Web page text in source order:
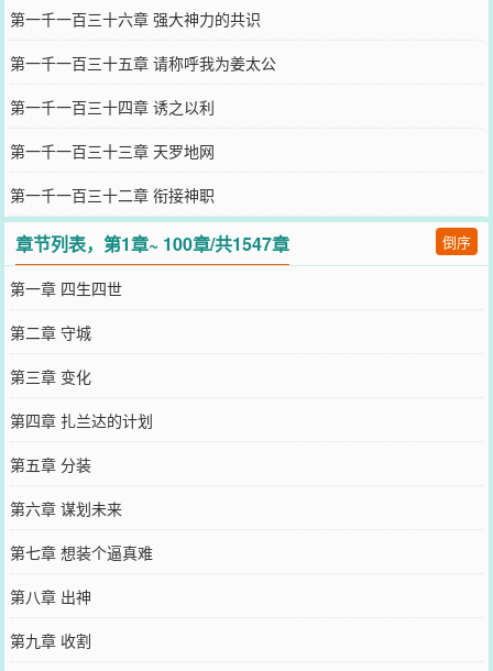
第一千一百三十六章 强大神力的共识
第一千一百三十五章 请称呼我为姜太公
第一千一百三十四章 诱之以利
第一千一百三十三章 天罗地网
第一千一百三十二章 衔接神职
章节列表，第1章~ 100章/共1547章 倒序
第一章 四生四世
第二章 守城
第三章 变化
第四章 扎兰达的计划
第五章 分装
第六章 谋划未来
第七章 想装个逼真难
第八章 出神
第九章 收割